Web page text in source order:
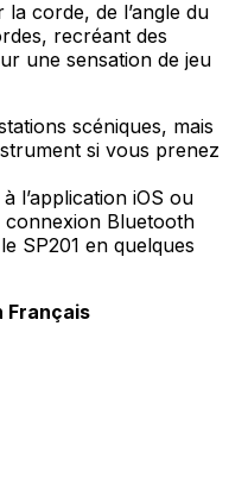
corde, de l’angle du
recréant des
une sensation de jeu
scéniques, mais
si vous prenez
l’application iOS ou
connexion Bluetooth
SP201 en quelques
Français